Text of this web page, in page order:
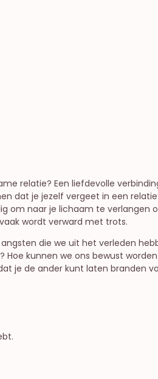
relatie? Een liefdevolle
dat je jezelf vergeet in een
om naar je lichaam te verlangen
wordt verward met trots.
die we uit het verleden
kunnen we ons bewust
je de ander kunt laten branden